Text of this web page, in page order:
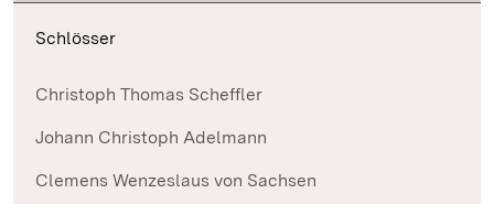
Schlösser
Christoph Thomas Scheffler
Johann Christoph Adelmann
Clemens Wenzeslaus von Sachsen